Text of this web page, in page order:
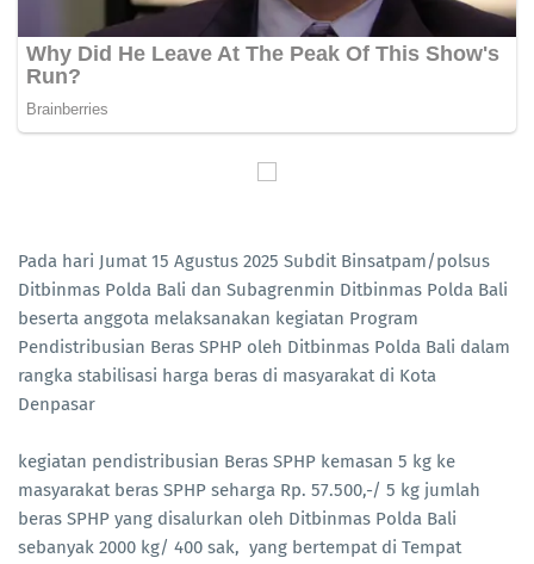
Pada hari Jumat 15 Agustus 2025 Subdit Binsatpam/polsus
Ditbinmas Polda Bali dan Subagrenmin Ditbinmas Polda Bali
beserta anggota melaksanakan kegiatan Program
Pendistribusian Beras SPHP oleh Ditbinmas Polda Bali dalam
rangka stabilisasi harga beras di masyarakat di Kota
Denpasar
kegiatan pendistribusian Beras SPHP kemasan 5 kg ke
masyarakat beras SPHP seharga Rp. 57.500,-/ 5 kg jumlah
beras SPHP yang disalurkan oleh Ditbinmas Polda Bali
sebanyak 2000 kg/ 400 sak, yang bertempat di Tempat